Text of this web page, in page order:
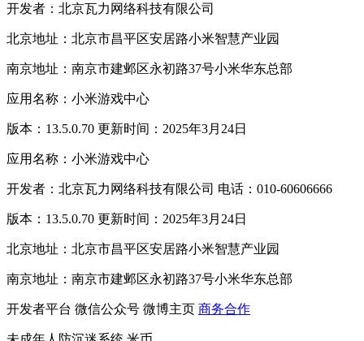
开发者：北京瓦力网络科技有限公司
北京地址：北京市昌平区安居路小米智慧产业园
南京地址：南京市建邺区永初路37号小米华东总部
应用名称：小米游戏中心
版本：13.5.0.70 更新时间：2025年3月24日
应用名称：小米游戏中心
开发者：北京瓦力网络科技有限公司 电话：010-60606666
版本：13.5.0.70 更新时间：2025年3月24日
北京地址：北京市昌平区安居路小米智慧产业园
南京地址：南京市建邺区永初路37号小米华东总部
开发者平台 微信公众号 微博主页 商务合作